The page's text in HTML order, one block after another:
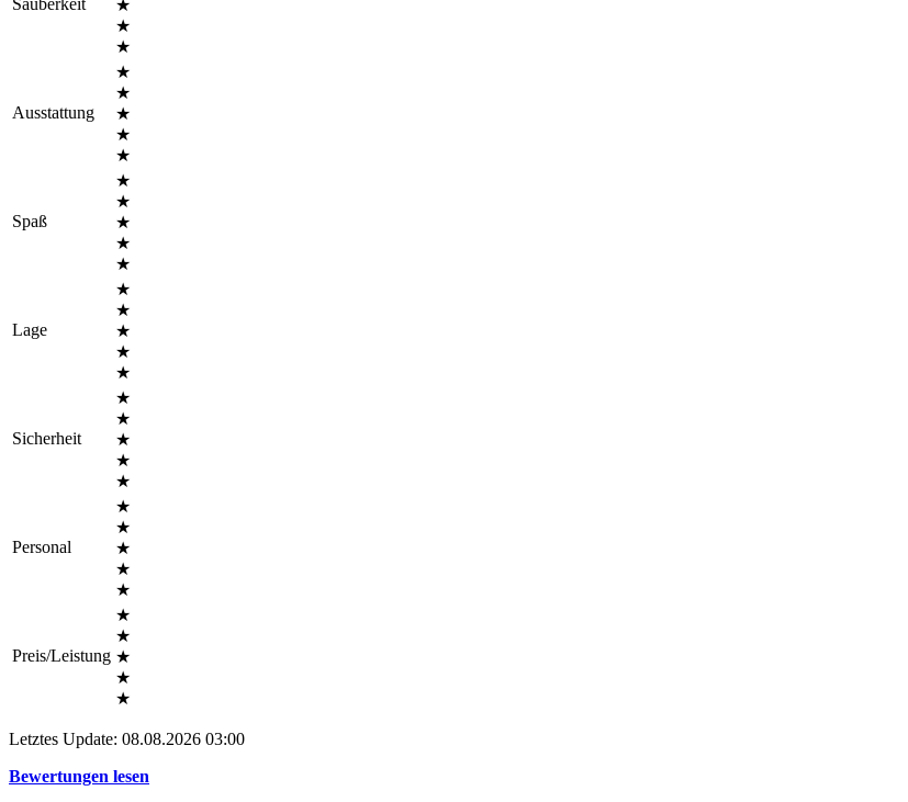
★
★
★
Ausstattung
★
★
★
★
★
Spaß
★
★
★
★
★
Lage
★
★
★
★
★
Sicherheit
★
★
★
★
★
Personal
★
★
★
★
★
Preis/Leistung
★
★
★
★
★
Letztes Update: 08.08.2026 03:00
Bewertungen lesen